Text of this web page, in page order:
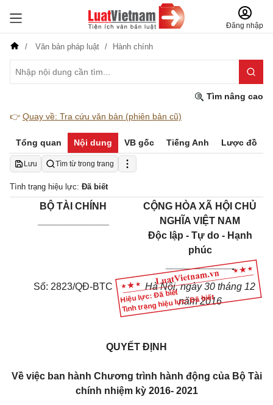
Đăng nhập
Văn bản pháp luật Hành chính
Tìm nâng cao
👉 Quay về: Tra cứu văn bản (phiên bản cũ)
Tổng quan Nội dung VB gốc Tiếng Anh Lược đồ
Lưu Tìm từ trong trang
Tình trạng hiệu lực: Đã biết
Hiệu lực: Đã biết
Tình trạng hiệu lực: Đã biết
BỘ TÀI CHÍNH
CỘNG HÒA XÃ HỘI CHỦ
NGHĨA VIỆT NAM
Độc lập - Tự do - Hạnh
phúc
____________-
Số: 2823/QĐ-BTC Hà Nội, ngày30tháng 12
năm 2016
QUYẾT ĐỊNH
Về việc ban hành C hương trình hành động của Bộ Tài
chính nhiệm kỳ 2016- 2021